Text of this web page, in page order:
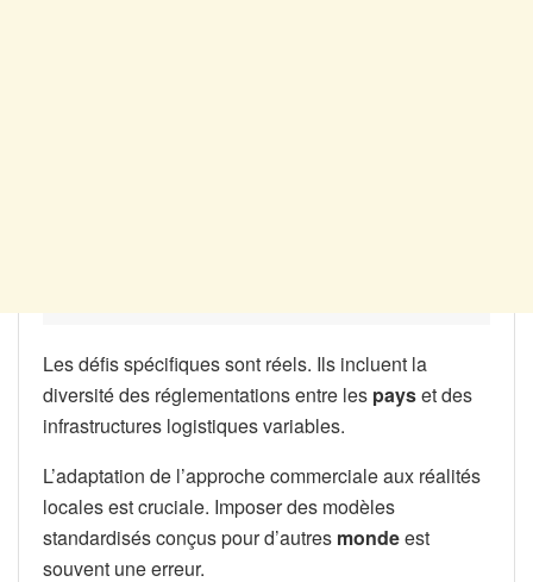
Les défis spécifiques sont réels. Ils incluent la
diversité des réglementations entre les payset des
infrastructures logistiques variables.
L’adaptation de l’approche commerciale aux réalités
locales est cruciale. Imposer des modèles
standardisés conçus pour d’autres mondeest
souvent une erreur.